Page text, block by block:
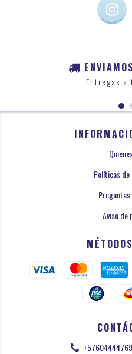
Entregas
Políticas de
Aviso de